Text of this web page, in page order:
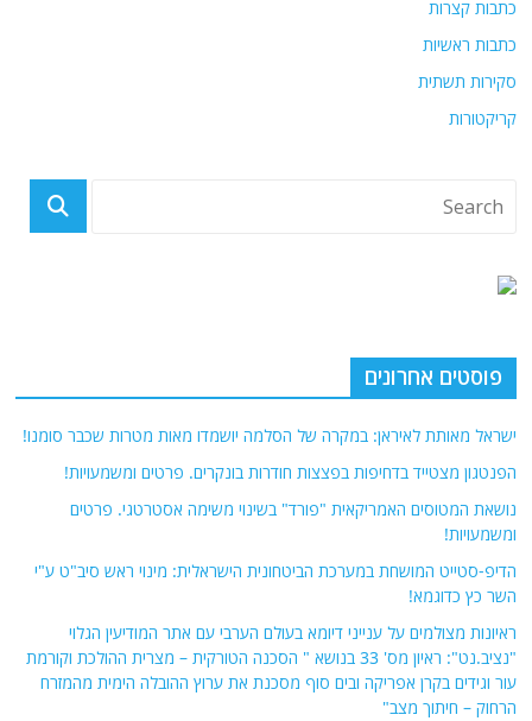
כתבות קצרות
כתבות ראשיות
סקירות תשתית
קריקטורות
פוסטים אחרונים
ישראל מאותת לאיראן: במקרה של הסלמה יושמדו מאות מטרות שכבר סומנו!
הפנטגון מצטייד בדחיפות בפצצות חודרות בונקרים. פרטים ומשמעויות!
נושאת המטוסים האמריקאית "פורד" בשינוי משימה אסטרטגי. פרטים
ומשמעויות!
הדיפ-סטייט המושחת במערכת הביטחונית הישראלית: מינוי ראש סיב"ט ע"י
השר כץ כדוגמא!
ראיונות מצולמים על ענייני דיומא בעולם הערבי עם אתר המודיעין הגלוי
"נציב.נט": ראיון מס' 33 בנושא " הסכנה הטורקית – מצרית ההולכת וקורמת
עור וגידים בקרן אפריקה ובים סוף מסכנת את ערוץ ההובלה הימית מהמזרח
הרחוק – חיתוך מצב"